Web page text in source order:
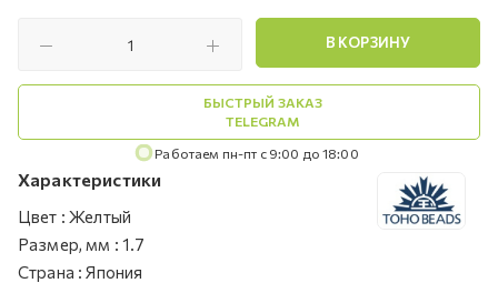
В КОРЗИНУ
БЫСТРЫЙ ЗАКАЗ
TELEGRAM
Работаем пн-пт с 9:00 до 18:00
Характеристики
Цвет : Желтый
Размер, мм : 1.7
Страна : Япония